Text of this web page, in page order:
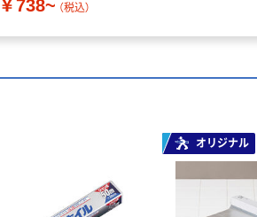
￥738~ （税込）
オリジナル